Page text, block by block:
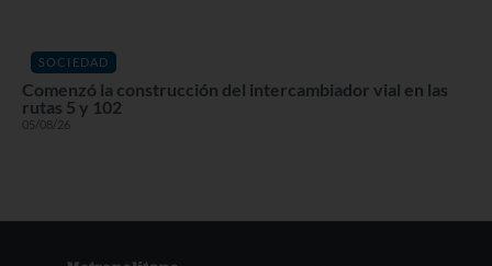
SOCIEDAD
Comenzó la construcción del intercambiador vial en las
rutas 5 y 102
05/08/26